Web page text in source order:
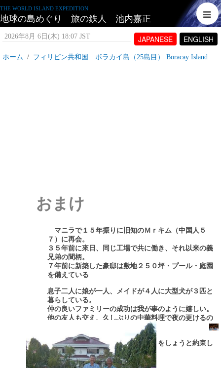
THE WORLD ISLAND EXPEDITION
地球の島めぐり 旅の鉄人 池内嘉正
JAPANESE ENGLISH
2026年8月 6日(木) 18:07 JST
ホーム フィリピン共和国 ボラカイ島（25島目） Boracay Island
マニラで１５年振りに旧知のＭｒキム（中国人５
７）に再会。
３５年前に來日、同じ工場で共に働き、それ以来の義
兄弟の間柄。
７年前に新築した豪邸は敷地２５０坪・プール・庭園
を備えている
息子二人に娘が一人、メイドが４人に大型犬が３匹と
暮らしている。
仲の良いファミリーの成功は我が事のように嬉しい。
他の友人も交え、久しぶりの中華料理で夜の更けるの
いつか一緒にフィリピンの島めぐりをしょうと約束し
マニラを後にした。
おまけ